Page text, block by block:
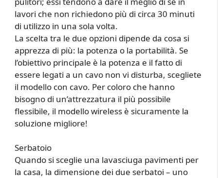
lavori che non richiedono più di circa 30 minuti
di utilizzo in una sola volta.
La scelta tra le due opzioni dipende da cosa si
apprezza di più: la potenza o la portabilità. Se
l’obiettivo principale è la potenza e il fatto di
essere legati a un cavo non vi disturba, scegliete
il modello con cavo. Per coloro che hanno
bisogno di un’attrezzatura il più possibile
flessibile, il modello wireless è sicuramente la
soluzione migliore!
Serbatoio
Quando si sceglie una lavasciuga pavimenti per
la casa, la dimensione dei due serbatoi – uno